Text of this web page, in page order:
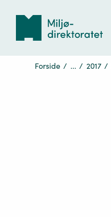
Forside / ... / 2017 /